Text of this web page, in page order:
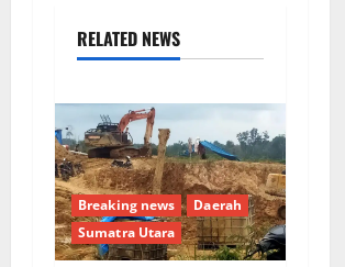
RELATED NEWS
Breaking news
Daerah
Sumatra Utara